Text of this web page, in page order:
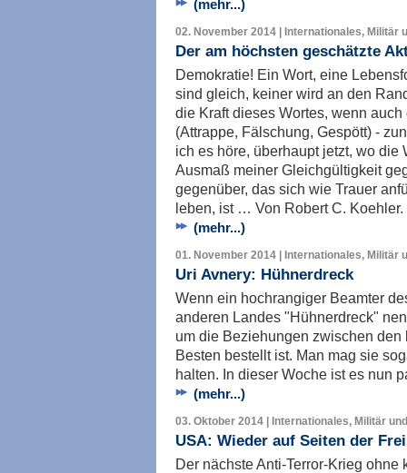
(mehr...)
02. November 2014 | Internationales, Militär
Der am höchsten geschätzte
Demokratie! Ein Wort, eine
sind gleich, keiner wird an den
die Kraft dieses Wortes, wenn
(Attrappe, Fälschung, Gespött) -
ich es höre, überhaupt jetzt, wo
Ausmaß meiner Gleichgültigkeit
gegenüber, das sich wie Trauer
leben, ist … Von Robert C. Koehler.
(mehr...)
01. November 2014 | Internationales, Militär
Uri Avnery: Hühnerdreck
Wenn ein hochrangiger Beamter
anderen Landes "Hühnerdreck"
um die Beziehungen zwischen
Besten bestellt ist. Man mag sie
halten. In dieser Woche ist es nun
(mehr...)
03. Oktober 2014 | Internationales, Militär
USA: Wieder auf Seiten der
Der nächste Anti-Terror-Krieg